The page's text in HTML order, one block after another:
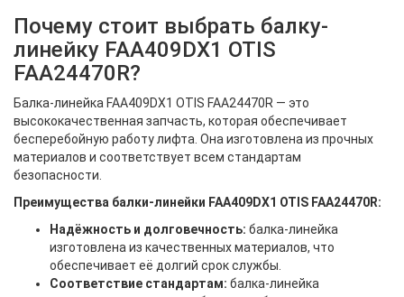
Почему стоит выбрать балку-
линейку FAA409DX1 OTIS
FAA24470R?
Балка-линейка FAA409DX1 OTIS FAA24470R — это
высококачественная запчасть, которая обеспечивает
бесперебойную работу лифта. Она изготовлена из прочных
материалов и соответствует всем стандартам
безопасности.
Преимущества балки-линейки FAA409DX1 OTIS FAA24470R:
Надёжность и долговечность: балка-линейка
изготовлена из качественных материалов, что
обеспечивает её долгий срок службы.
Соответствие стандартам: балка-линейка